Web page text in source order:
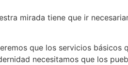
mirada tiene que ir
que los servicios básicos
necesitamos que los